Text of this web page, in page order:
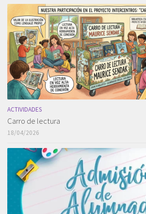
ACTIVIDADES
Carro de lectura
18/04/2026